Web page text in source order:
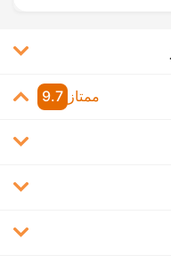
ممتاز 9.7